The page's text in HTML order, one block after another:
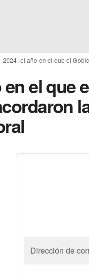
2024: el año en el que el
en el que